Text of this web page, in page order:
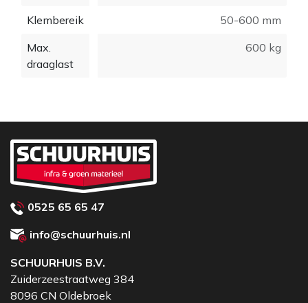
- Draagkracht: 600 kg
Klembereik
50-600 mm
Max.
draaglast
600 kg
0525 65 65 47
info@schuurhuis.nl
SCHUURHUIS B.V.
Zuiderzeestraatweg 384
8096 CN Oldebroek